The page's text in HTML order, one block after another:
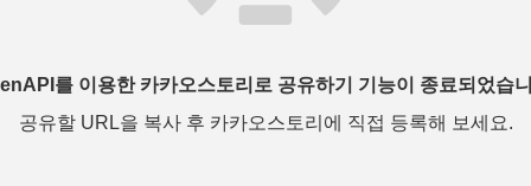
를 이용한 카카오스토리로 공유하기 기능이 종료되었습
공유할 URL을 복사 후 카카오스토리에 직접 등록해 보세요.